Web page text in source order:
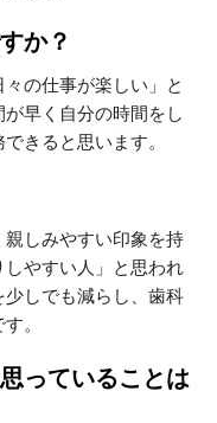
か？
の仕事が楽しい」と
早く自分の時間をし
きると思います。
しみやすい印象を持
やすい人」と思われ
しでも減らし、歯科
。
っていることは